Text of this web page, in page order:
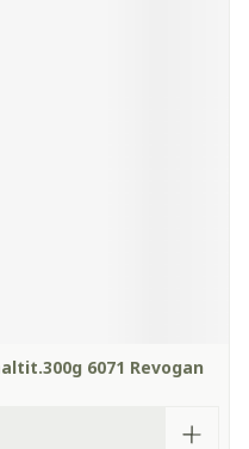
6071 Revogan